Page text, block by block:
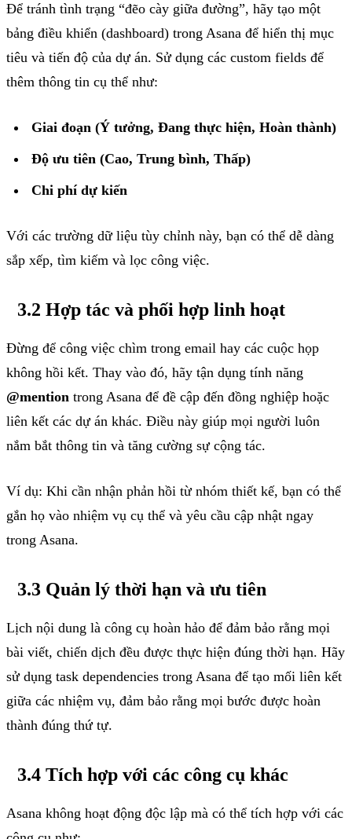
Để tránh tình trạng “đẽo cày giữa đường”, hãy tạo một
bảng điều khiển (dashboard) trong Asana để hiển thị mục
tiêu và tiến độ của dự án. Sử dụng các custom fields để
thêm thông tin cụ thể như:
Giai đoạn (Ý tưởng, Đang thực hiện, Hoàn thành)
Độ ưu tiên (Cao, Trung bình, Thấp)
Chi phí dự kiến
Với các trường dữ liệu tùy chỉnh này, bạn có thể dễ dàng
sắp xếp, tìm kiếm và lọc công việc.
3.2 Hợp tác và phối hợp linh hoạt
Đừng để công việc chìm trong email hay các cuộc họp
không hồi kết. Thay vào đó, hãy tận dụng tính năng
@mention trong Asana để đề cập đến đồng nghiệp hoặc
liên kết các dự án khác. Điều này giúp mọi người luôn
nắm bắt thông tin và tăng cường sự cộng tác.
Ví dụ: Khi cần nhận phản hồi từ nhóm thiết kế, bạn có thể
gắn họ vào nhiệm vụ cụ thể và yêu cầu cập nhật ngay
trong Asana.
3.3 Quản lý thời hạn và ưu tiên
Lịch nội dung là công cụ hoàn hảo để đảm bảo rằng mọi
bài viết, chiến dịch đều được thực hiện đúng thời hạn. Hãy
sử dụng task dependencies trong Asana để tạo mối liên kết
giữa các nhiệm vụ, đảm bảo rằng mọi bước được hoàn
thành đúng thứ tự.
3.4 Tích hợp với các công cụ khác
Asana không hoạt động độc lập mà có thể tích hợp với các